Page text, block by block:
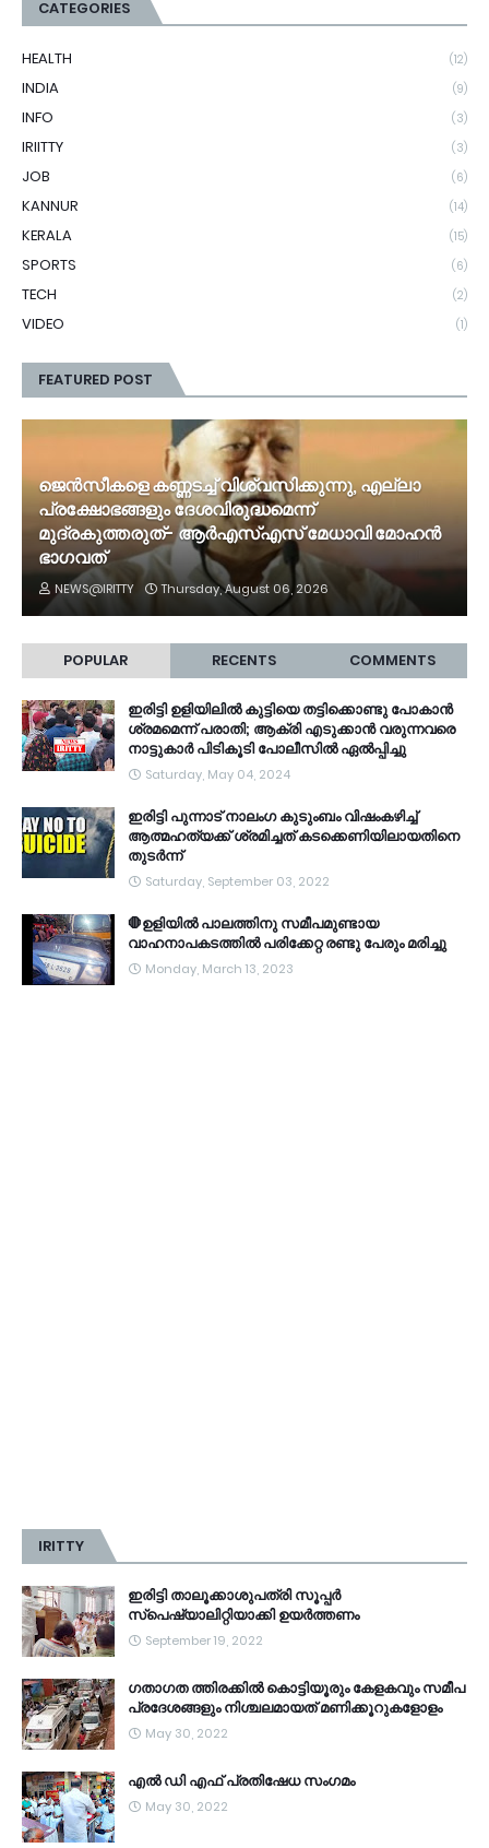
CATEGORIES
HEALTH (12)
INDIA (9)
INFO (3)
IRIITTY (3)
JOB (6)
KANNUR (14)
KERALA (15)
SPORTS (6)
TECH (2)
VIDEO (1)
FEATURED POST
ജെൻസീകളെ കണ്ണടച്ച് വിശ്വസിക്കുന്നു, എല്ലാ
പ്രക്ഷോഭങ്ങളും ദേശവിരുദ്ധമെന്ന്
മുദ്രകുത്തരുത്- ആർഎസ്എസ് മേധാവി മോഹൻ
ഭാ​ഗവത്
NEWS@IRITTY Thursday, August 06, 2026
POPULAR RECENTS COMMENTS
ഇരിട്ടി ഉളിയിലിൽ കുട്ടിയെ തട്ടിക്കൊണ്ടു പോകാൻ
ശ്രമമെന്ന് പരാതി; ആക്രി എടുക്കാൻ വരുന്നവരെ
നാട്ടുകാർ പിടികൂടി പോലീസിൽ ഏൽപ്പിച്ചു
Saturday, May 04, 2024
ഇരിട്ടി പുന്നാട് നാലംഗ കുടുംബം വിഷംകഴിച്ച്‌
ആത്മഹത്യക്ക് ശ്രമിച്ചത് കടക്കെണിയിലായതിനെ
തുടർന്ന്
Saturday, September 03, 2022
🛑ഉളിയിൽ പാലത്തിനു സമീപമുണ്ടായ
വാഹനാപകടത്തിൽ പരിക്കേറ്റ രണ്ടു പേരും മരിച്ചു
Monday, March 13, 2023
IRITTY
ഇരിട്ടി താലൂക്കാശുപത്രി സൂപ്പർ
സ്‌പെഷ്യാലിറ്റിയാക്കി ഉയർത്തണം
September 19, 2022
ഗതാഗത ത്തിരക്കിൽ കൊട്ടിയൂരും കേളകവും സമീപ
പ്രദേശങ്ങളും നിശ്ചലമായത് മണിക്കൂറുകളോളം
May 30, 2022
എൽ ഡി എഫ് പ്രതിഷേധ സംഗമം
May 30, 2022